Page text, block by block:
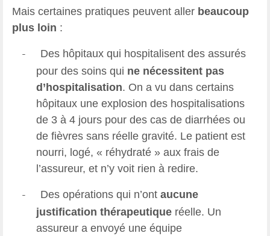
Mais certaines pratiques peuvent aller beaucoup
plus loin :
-
Des hôpitaux qui hospitalisent des assurés
pour des soins qui ne nécessitent pas
d’hospitalisation. On a vu dans certains
hôpitaux une explosion des hospitalisations
de 3 à 4 jours pour des cas de diarrhées ou
de fièvres sans réelle gravité. Le patient est
nourri, logé, « réhydraté » aux frais de
l’assureur, et n’y voit rien à redire.
- Des opérations qui n’ont aucune
justification thérapeutique réelle. Un
assureur a envoyé une équipe